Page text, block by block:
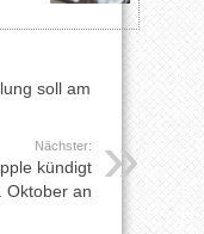
soll am
Nächster:
kündigt
Oktober an